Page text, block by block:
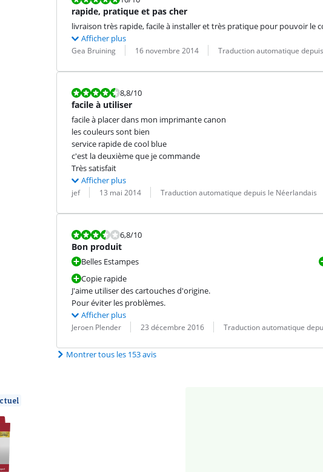
rapide, pratique et pas cher
livraison très rapide, facile à installer et très pratique pour pouvoir le
Afficher plus
Évaluation par :
Gea Bruining
Date : 16 novembre 2014
Traduction : Traduction automatique
La note est 8,8 sur 10.
8,8/10
facile à utiliser
facile à placer dans mon imprimante canon
les couleurs sont bien
service rapide de cool blue
c'est la deuxième que je commande
Très satisfait
Afficher plus
Évaluation par :
jef
Date : 13 mai 2014
Traduction : Traduction automatique depuis le Néerlandais
La note est 6,8 sur 10.
6,8/10
Bon produit
Belles Estampes
Copie rapide
J'aime utiliser des cartouches d'origine.
Pour éviter les problèmes.
Afficher plus
Évaluation par :
Jeroen Plender
Date : 23 décembre 2016
Traduction : Traduction automatique
Montrer tous les 153 avis